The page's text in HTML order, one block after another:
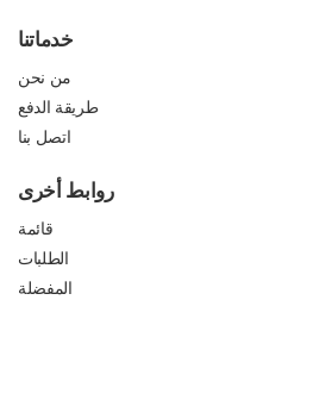
خدماتنا
من نحن
طريقة الدفع
اتصل بنا
روابط أخرى
قائمة
الطلبات
المفضلة